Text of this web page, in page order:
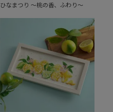
ひなまつり ～桃の香、ふわり～